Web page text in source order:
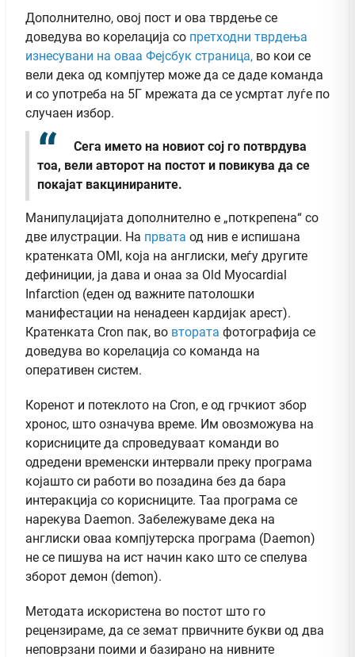
Дополнително, овој пост и ова тврдење се
доведува во корелација со претходни тврдења
изнесувани на оваа Фејсбук страница, во кои се
вели дека од компјутер може да се даде команда
и со употреба на 5Г мрежата да се усмртат луѓе по
случаен избор.
Сега името на новиот сој го потврдува
тоа, вели авторот на постот и повикува да се
покајат вакцинираните.
Манипулацијата дополнително е „поткрепена“ со
две илустрации. На првата од нив е испишана
кратенката OMI, која на англиски, меѓу другите
дефиниции, ја дава и онаа за Old Myocardial
Infarction (еден од важните патолошки
манифестации на ненадеен кардијак арест).
Кратенката Cron пак, во втората фотографија се
доведува во корелација со команда на
оперативен систем.
Коренот и потеклото на Cron, е од грчкиот збор
хронос, што означува време. Им овозможува на
корисниците да спроведуваат команди во
одредени временски интервали преку програма
којашто си работи во позадина без да бара
интеракција со корисниците. Таа програма се
нарекува Daemon. Забележуваме дека на
англиски оваа компјутерска програма (Daemon)
не се пишува на ист начин како што се спелува
зборот демон (demon).
Методата искористена во постот што го
рецензираме, да се земат првичните букви од два
неповрзани поими и базирано на нивните